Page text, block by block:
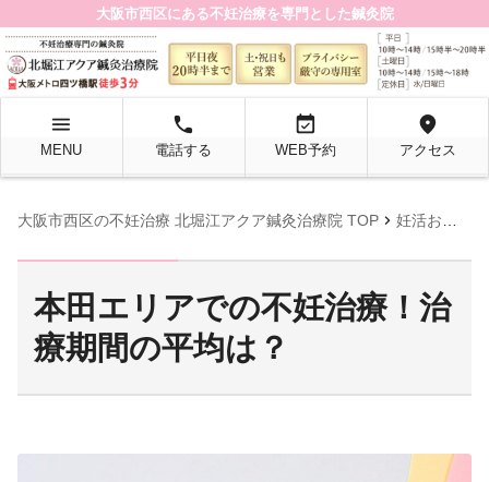
大阪市西区にある不妊治療を専門とした鍼灸院
menu
MENU
local_phone
電話する
event_available
WEB予約
location_on
アクセス
大阪市西区の不妊治療 北堀江アクア鍼灸治療院 TOP chevron_right 妊活お役立ち情報
本田エリアでの不妊治療！治
療期間の平均は？